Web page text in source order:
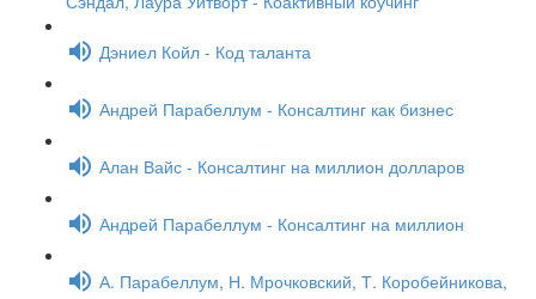
Дэниел Койл - Код таланта
Андрей Парабеллум - Консалтинг как бизнес
Алан Вайс - Консалтинг на миллион долларов
Андрей Парабеллум - Консалтинг на миллион
А. Парабеллум, Н. Мрочковский, Т. Коробейникова,